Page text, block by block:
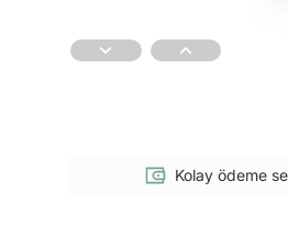
Kolay ödeme